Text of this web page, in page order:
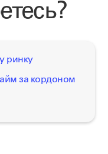
ринку
за кордоном